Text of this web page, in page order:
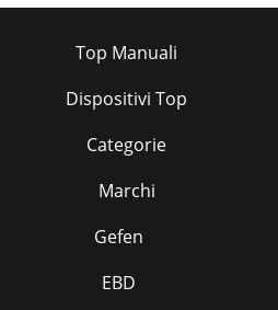
Top Manuali
Dispositivi Top
Categorie
Marchi
Gefen
EBD